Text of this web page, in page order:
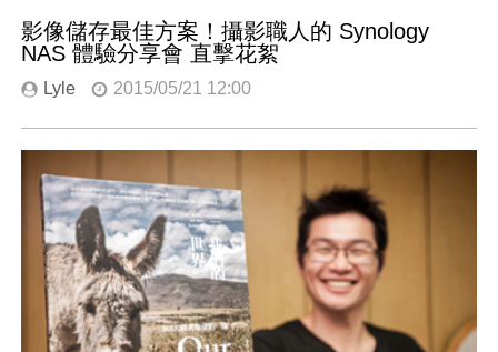
影像儲存最佳方案！攝影職人的 Synology
NAS 體驗分享會 直擊花絮
Lyle 2015/05/21 12:00